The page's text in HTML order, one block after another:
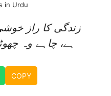
in Urdu
زندگی کا راز
ہے، چاہے وہ
COPY